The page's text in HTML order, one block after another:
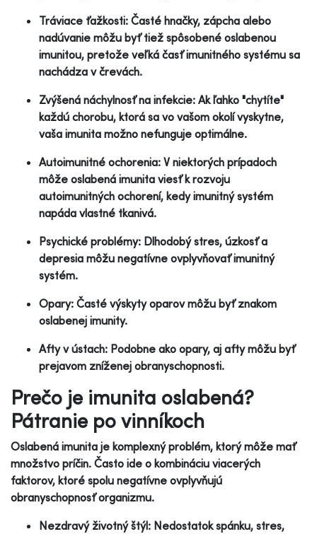
Tráviace ťažkosti: Časté hnačky, zápcha alebo
nadúvanie môžu byť tiež spôsobené oslabenou
imunitou, pretože veľká časť imunitného systému sa
nachádza v črevách.
Zvýšená náchylnosť na infekcie: Ak ľahko "chytíte"
každú chorobu, ktorá sa vo vašom okolí vyskytne,
vaša imunita možno nefunguje optimálne.
Autoimunitné ochorenia: V niektorých prípadoch
môže oslabená imunita viesť k rozvoju
autoimunitných ochorení, kedy imunitný systém
napáda vlastné tkanivá.
Psychické problémy: Dlhodobý stres, úzkosť a
depresia môžu negatívne ovplyvňovať imunitný
systém.
Opary: Časté výskyty oparov môžu byť znakom
oslabenej imunity.
Afty v ústach: Podobne ako opary, aj afty môžu byť
prejavom zníženej obranyschopnosti.
Prečo je imunita oslabená?
Pátranie po vinníkoch
Oslabená imunita je komplexný problém, ktorý môže mať
množstvo príčin. Často ide o kombináciu viacerých
faktorov, ktoré spolu negatívne ovplyvňujú
obranyschopnosť organizmu.
Nezdravý životný štýl: Nedostatok spánku, stres,